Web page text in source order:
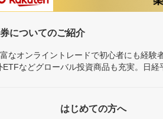
についてのご紹介
なオンライントレードで初心者にも経
などグローバル投資商品も充実。日経
はじめての方へ